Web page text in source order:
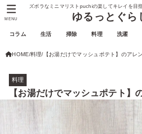
ズボラなミニマリストpuchiの楽してキレイを目
ゆるっとぐら
コラム 生活 掃除 料理 洗濯
MENU
HOME 料理 【お湯だけでマッシュポテト】のアレ
料理
【お湯だけでマッシュポテト】